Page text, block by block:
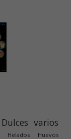
Dulces varios
Helados Huevos